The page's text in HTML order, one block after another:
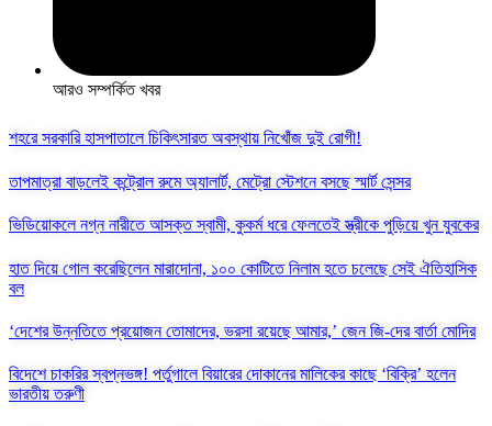
আরও সম্পর্কিত খবর
শহরে সরকারি হাসপাতালে চিকিৎসারত অবস্থায় নিখোঁজ দুই রোগী!
তাপমাত্রা বাড়লেই কন্ট্রোল রুমে অ্যালার্ট, মেট্রো স্টেশনে বসছে স্মার্ট সেন্সর
ভিডিয়োকলে নগ্ন নারীতে আসক্ত স্বামী, কুকর্ম ধরে ফেলতেই স্ত্রীকে পুড়িয়ে খুন যুবকের
হাত দিয়ে গোল করেছিলেন মারাদোনা, ১০০ কোটিতে নিলাম হতে চলেছে সেই ঐতিহাসিক
বল
‘দেশের উন্নতিতে প্রয়োজন তোমাদের, ভরসা রয়েছে আমার,’ জেন জি-দের বার্তা মোদির
বিদেশে চাকরির স্বপ্নভঙ্গ! পর্তুগালে বিয়ারের দোকানের মালিকের কাছে ‘বিক্রি’ হলেন
ভারতীয় তরুণী